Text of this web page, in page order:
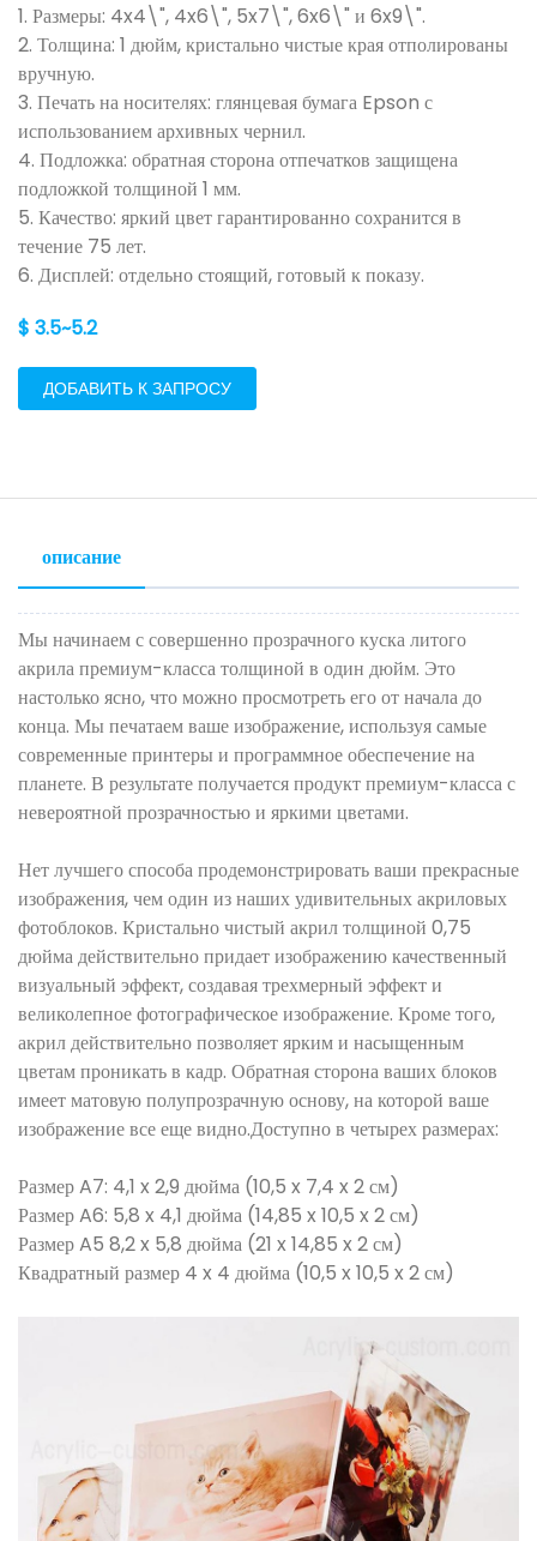
1. Размеры: 4x4\", 4x6\", 5x7\", 6x6\" и 6x9\".
2. Толщина: 1 дюйм, кристально чистые края отполированы
вручную.
3. Печать на носителях: глянцевая бумага Epson с
использованием архивных чернил.
4. Подложка: обратная сторона отпечатков защищена
подложкой толщиной 1 мм.
5. Качество: яркий цвет гарантированно сохранится в
течение 75 лет.
6. Дисплей: отдельно стоящий, готовый к показу.
$ 3.5~5.2
ДОБАВИТЬ К ЗАПРОСУ
описание
Мы начинаем с совершенно прозрачного куска литого
акрила премиум-класса толщиной в один дюйм. Это
настолько ясно, что можно просмотреть его от начала до
конца. Мы печатаем ваше изображение, используя самые
современные принтеры и программное обеспечение на
планете. В результате получается продукт премиум-класса с
невероятной прозрачностью и яркими цветами.
Нет лучшего способа продемонстрировать ваши прекрасные
изображения, чем один из наших удивительных акриловых
фотоблоков. Кристально чистый акрил толщиной 0,75
дюйма действительно придает изображению качественный
визуальный эффект, создавая трехмерный эффект и
великолепное фотографическое изображение. Кроме того,
акрил действительно позволяет ярким и насыщенным
цветам проникать в кадр. Обратная сторона ваших блоков
имеет матовую полупрозрачную основу, на которой ваше
изображение все еще видно.Доступно в четырех размерах:
Размер A7: 4,1 x 2,9 дюйма (10,5 x 7,4 x 2 см)
Размер A6: 5,8 x 4,1 дюйма (14,85 x 10,5 x 2 см)
Размер A5 8,2 x 5,8 дюйма (21 x 14,85 x 2 см)
Квадратный размер 4 x 4 дюйма (10,5 x 10,5 x 2 см)